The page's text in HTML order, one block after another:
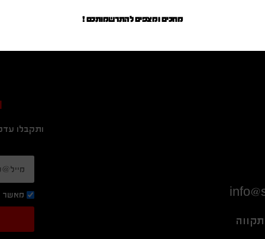
ותקבלו
מאשר
מחכים ומצפים להתרשמותכם !